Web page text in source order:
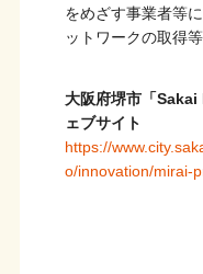
をめざす事業者等
ットワークの取得
大阪府堺市「
ェブサイト
https://
o/innovation/mirai-